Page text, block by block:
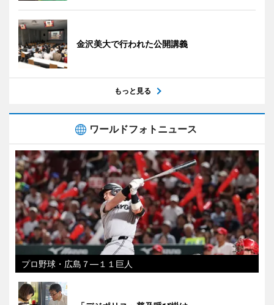
金沢美大で行われた公開講義
もっと見る
ワールドフォトニュース
プロ野球・広島７―１１巨人